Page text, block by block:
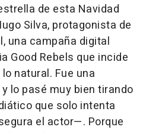
de esta Navidad
Silva, protagonista de
una campaña digital
Good Rebels que incide
natural. Fue una
lo pasé muy bien tirando
que solo intenta
el actor—. Porque